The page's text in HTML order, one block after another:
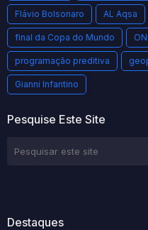
Flávio Bolsonaro AL Aqsa
final da Copa do Mundo
programação preditiva
Gianni Infantino
Pesquise Este Site
Destaques